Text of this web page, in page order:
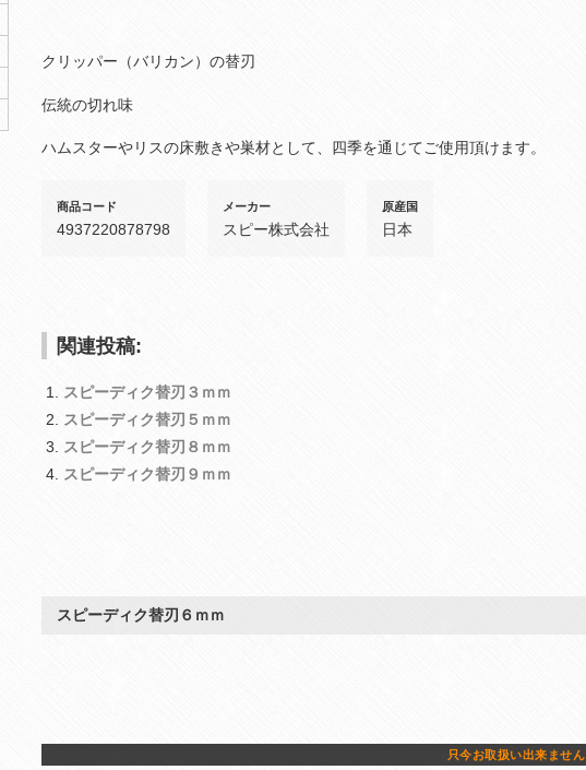
クリッパー（バリカン）の替刃
伝統の切れ味
ハムスターやリスの床敷きや巣材として、四季を通じてご使用頂けます。
商品コード
4937220878798
メーカー
スピー株式会社
原産国
日本
関連投稿:
スピーディク替刃３ｍｍ
スピーディク替刃５ｍｍ
スピーディク替刃８ｍｍ
スピーディク替刃９ｍｍ
スピーディク替刃６ｍｍ
只今お取扱い出来ません